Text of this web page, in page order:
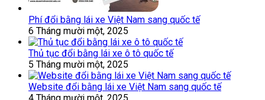
Phí đổi bằng lái xe Việt Nam sang quốc tế
6 Tháng mười một, 2025
Thủ tục đổi bằng lái xe ô tô quốc tế
5 Tháng mười một, 2025
Website đổi bằng lái xe Việt Nam sang quốc tế